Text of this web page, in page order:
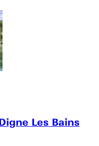
Les Bains